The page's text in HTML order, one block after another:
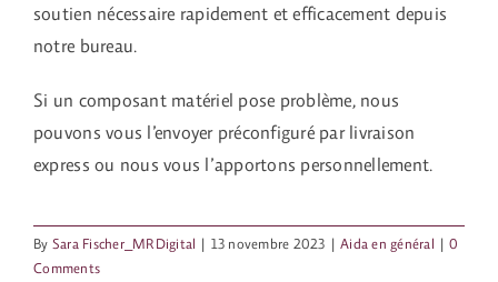
soutien nécessaire rapidement et efficacement depuis
notre bureau.
Si un composant matériel pose problème, nous
pouvons vous l’envoyer préconfiguré par livraison
express ou nous vous l’apportons personnellement.
By Sara Fischer_MRDigital | 13 novembre 2023 | Aida en général | 0
Comments